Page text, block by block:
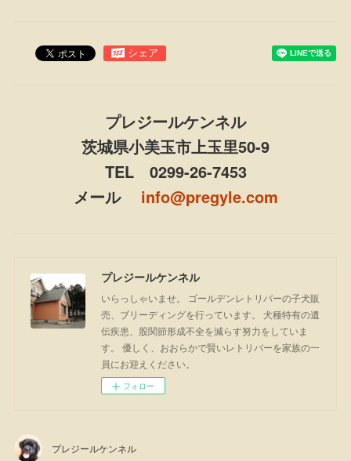
プレジールケンネル
茨城県小美玉市上玉里50-9
TEL 0299-26-7453
メール info@pregyle.com
プレジールケンネル
いらっしゃいませ。 ゴールデンレトリバーの子犬販
売、ブリーディングを行っています。 犬種特有の遺
伝疾患、股関節形成不全を減らす努力をしていま
す。 優しく、おおらかで賢いレトリバーを家族の一
員にお迎えください。
フォロー
プレジールケンネル